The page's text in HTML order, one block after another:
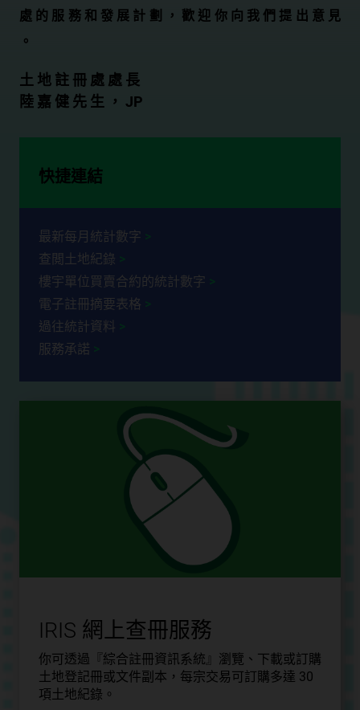
處 的 服 務 和 發 展 計 劃 ， 歡 迎 你 向 我 們 提 出 意 見
。
土 地 註 冊 處 處 長
陸 嘉 健 先 生 ， JP
快捷連結
最新每月統計數字
查閲土地紀錄
樓宇單位買賣合約的統計數字
電子註冊摘要表格
過往統計資料
服務承諾
IRIS 網上查冊服務
你可透過『綜合註冊資訊系統』瀏覽、下載或訂購
土地登記冊或文件副本，每宗交易可訂購多達 30
項土地紀錄。